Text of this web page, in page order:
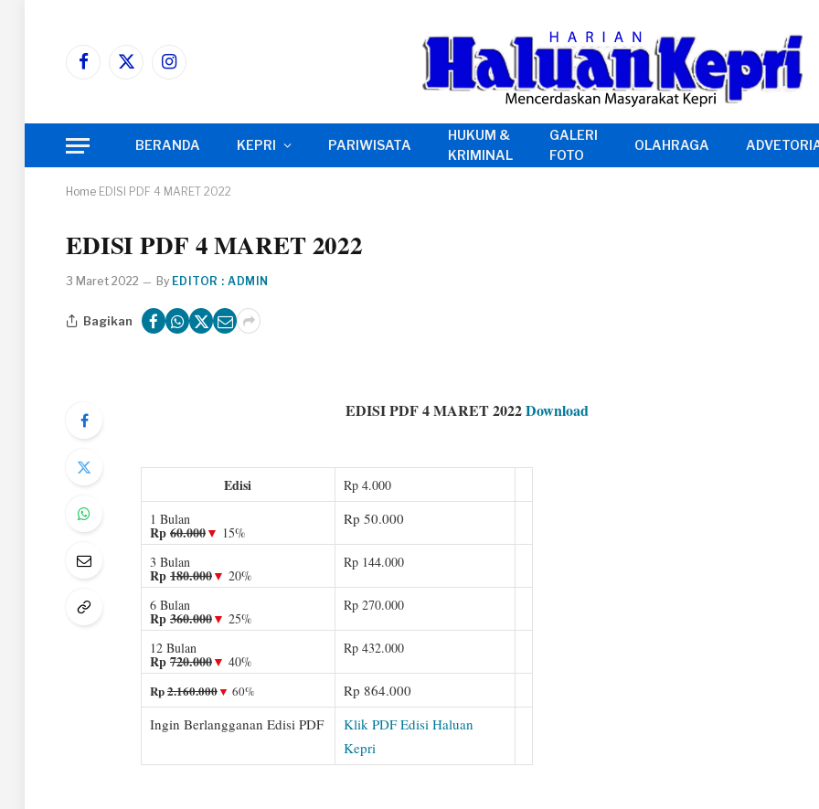
Facebook
X
Instagram
BERANDA KEPRI PARIWISATA
HUKUM &
KRIMINAL
GALERI
FOTO
OLAHRAGA
Home EDISI PDF 4 MARET 2022
EDISI PDF 4 MARET 2022
3 Maret 2022 By EDITOR : ADMIN
Bagikan
EDISI PDF 4 MARET 2022Download
Edisi
Rp 4.000
1 Bulan
Rp60.000▼ 15%
Rp 50.000
3 Bulan
Rp180.000▼ 20%
Rp 144.000
6 Bulan
Rp360.000▼ 25%
Rp 270.000
12 Bulan
Rp720.000▼ 40%
Rp 432.000
Rp2.160.000▼ 60%
Rp 864.000
Ingin Berlangganan Edisi PDF
Klik PDF Edisi Haluan
Kepri